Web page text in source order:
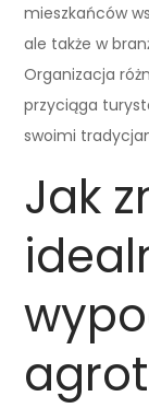
mieszkańców
ale także w
Organizacja
przyciąga
swoimi
Jak